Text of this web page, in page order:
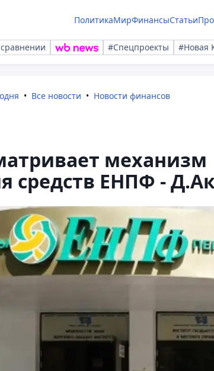
ПолитикаМирФинансыСтатьи
#Спецпроекты #Новая
Все новости Новости финансов
механизм
средств ЕНПФ -